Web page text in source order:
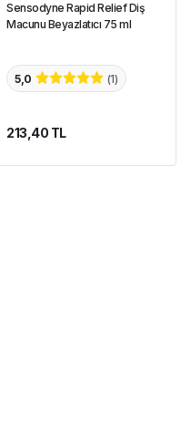
Sensodyne Rapid Relief Diş
Macunu Beyazlatıcı 75 ml
5,0 (1)
213,40 TL